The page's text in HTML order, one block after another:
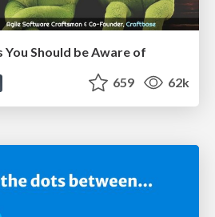
Should be Aware of
659 62k